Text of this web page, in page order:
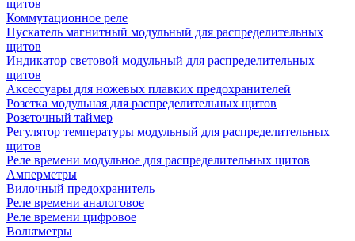
щитов
Коммутационное реле
Пускатель магнитный модульный для распределительных
щитов
Индикатор световой модульный для распределительных
щитов
Аксессуары для ножевых плавких предохранителей
Розетка модульная для распределительных щитов
Розеточный таймер
Регулятор температуры модульный для распределительных
щитов
Реле времени модульное для распределительных щитов
Амперметры
Вилочный предохранитель
Реле времени аналоговое
Реле времени цифровое
Вольтметры